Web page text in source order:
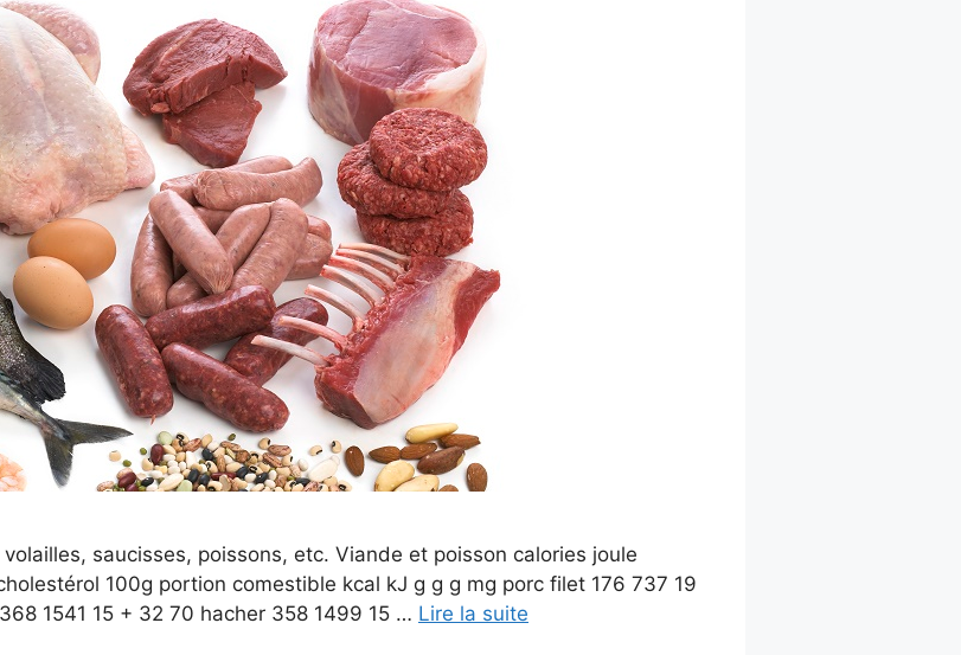
saucisses, poissons, etc. Viande et poisson calories joule
100g portion comestible kcal kJ g g g mg porc filet 176 737 19
1541 15 + 32 70 hacher 358 1499 15 … Lire la suite